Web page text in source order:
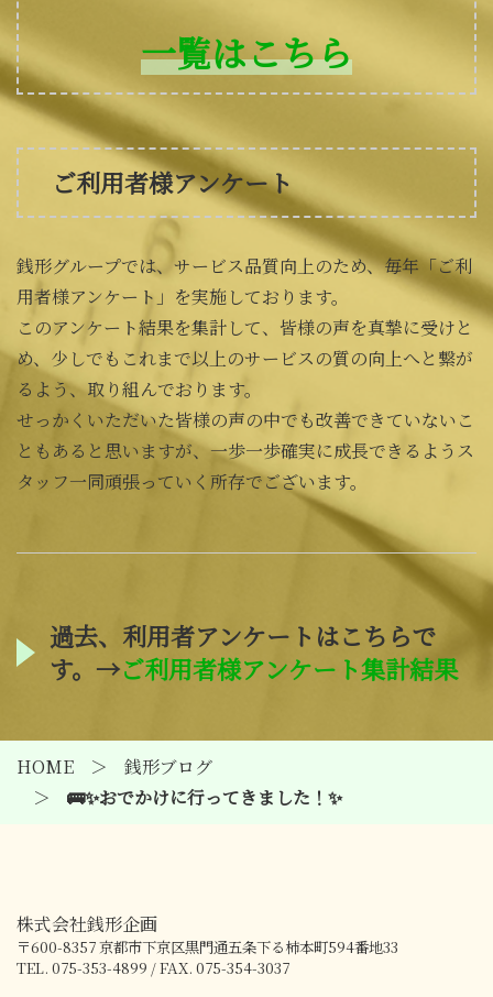
一覧はこちら
ご利用者様アンケート
銭形グループでは、サービス品質向上のため、毎年「ご利
用者様アンケート」を実施しております。
このアンケート結果を集計して、皆様の声を真摯に受けと
め、少しでもこれまで以上のサービスの質の向上へと繋が
るよう、取り組んでおります。
せっかくいただいた皆様の声の中でも改善できていないこ
ともあると思いますが、一歩一歩確実に成長できるようス
タッフ一同頑張っていく所存でございます。
過去、利用者アンケートはこちらで
す。→ご利用者様アンケート集計結果
HOME
銭形ブログ
🚌✨おでかけに行ってきました！✨
株式会社銭形企画
〒600-8357京都市下京区黒門通五条下る柿本町594番地33
TEL. 075-353-4899 / FAX. 075-354-3037